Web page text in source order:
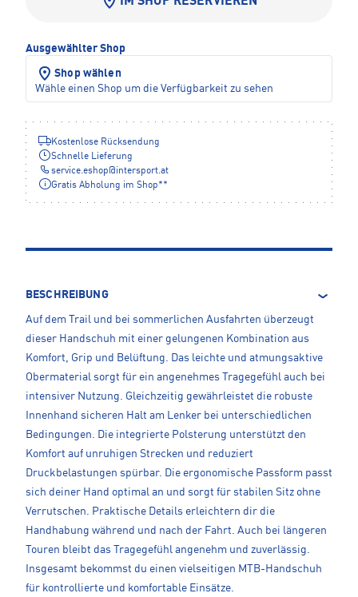
Ausgewählter Shop
Shop wählen
Wähle einen Shop um die Verfügbarkeit zu sehen
Kostenlose Rücksendung
Schnelle Lieferung
service.eshop@intersport.at
Gratis Abholung im Shop**
BESCHREIBUNG
Auf dem Trail und bei sommerlichen Ausfahrten überzeugt
dieser Handschuh mit einer gelungenen Kombination aus
Komfort, Grip und Belüftung. Das leichte und atmungsaktive
Obermaterial sorgt für ein angenehmes Tragegefühl auch bei
intensiver Nutzung. Gleichzeitig gewährleistet die robuste
Innenhand sicheren Halt am Lenker bei unterschiedlichen
Bedingungen. Die integrierte Polsterung unterstützt den
Komfort auf unruhigen Strecken und reduziert
Druckbelastungen spürbar. Die ergonomische Passform passt
sich deiner Hand optimal an und sorgt für stabilen Sitz ohne
Verrutschen. Praktische Details erleichtern dir die
Handhabung während und nach der Fahrt. Auch bei längeren
Touren bleibt das Tragegefühl angenehm und zuverlässig.
Insgesamt bekommst du einen vielseitigen MTB-Handschuh
für kontrollierte und komfortable Einsätze.